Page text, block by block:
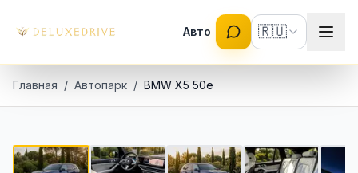
Авто 🇷🇺
Главная / Автопарк / BMW X5 50e
1 / 9